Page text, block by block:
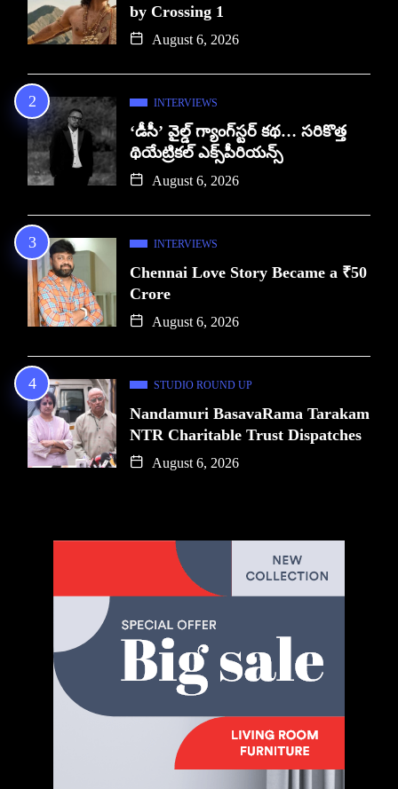
by Crossing 1
August 6, 2026
INTERVIEWS
‘డీసీ’ వైల్డ్ గ్యాంగ్‌స్టర్ కథ… సరికొత్త
థియేట్రికల్ ఎక్స్‌పీరియన్స్
August 6, 2026
INTERVIEWS
Chennai Love Story Became a ₹50
Crore
August 6, 2026
STUDIO ROUND UP
Nandamuri BasavaRama Tarakam
NTR Charitable Trust Dispatches
August 6, 2026